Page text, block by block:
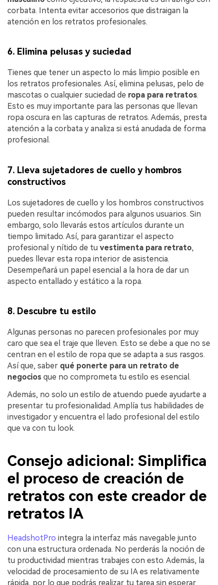
corbata. Intenta evitar accesorios que distraigan la
atención en los retratos profesionales.
6. Elimina pelusas y suciedad
Tienes que tener un aspecto lo más limpio posible en
los retratos profesionales. Así, elimina pelusas, pelo de
mascotas o cualquier suciedad de ropa para retratos.
Esto es muy importante para las personas que llevan
ropa oscura en las capturas de retratos. Además, presta
atención a la corbata y analiza si está anudada de forma
profesional.
7. Lleva sujetadores de cuello y hombros
constructivos
Los sujetadores de cuello y los hombros constructivos
pueden resultar incómodos para algunos usuarios. Sin
embargo, solo llevarás estos artículos durante un
tiempo limitado. Así, para garantizar el aspecto
profesional y nítido de tu vestimenta para retrato,
puedes llevar esta ropa interior de asistencia.
Desempeñará un papel esencial a la hora de dar un
aspecto entallado y estático a la ropa.
8. Descubre tu estilo
Algunas personas no parecen profesionales por muy
caro que sea el traje que lleven. Esto se debe a que no se
centran en el estilo de ropa que se adapta a sus rasgos.
Así que, saber qué ponerte para un retrato de
negocios que no comprometa tu estilo es esencial.
Además, no solo un estilo de atuendo puede ayudarte a
presentar tu profesionalidad. Amplía tus habilidades de
investigador y encuentra el lado profesional del estilo
que va con tu look.
Consejo adicional: Simplifica
el proceso de creación de
retratos con este creador de
retratos IA
HeadshotPro integra la interfaz más navegable junto
con una estructura ordenada. No perderás la noción de
tu productividad mientras trabajes con esto. Además, la
velocidad de procesamiento de su IA es relativamente
rápida, por lo que podrás realizar tu tarea sin esperar